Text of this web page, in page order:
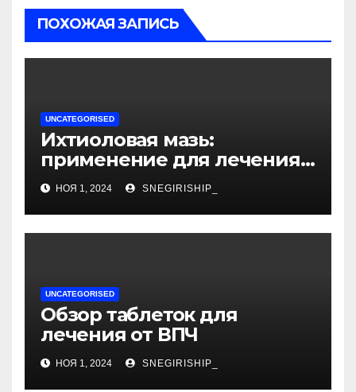
ПОХОЖАЯ ЗАПИСЬ
UNCATEGORISED
Ихтиоловая мазь:
применение для лечения
фурункулов
НОЯ 1, 2024 SNEGIRISHIP_
UNCATEGORISED
Обзор таблеток для
лечения от ВПЧ
НОЯ 1, 2024 SNEGIRISHIP_